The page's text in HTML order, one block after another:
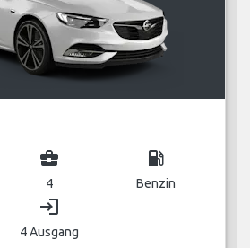
business_center
4
local_gas_station
Benzin
login
4 Ausgang